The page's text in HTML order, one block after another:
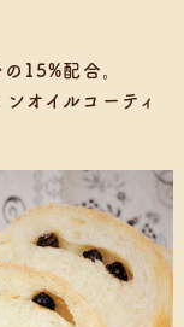
15%配合。
オイルコーティ